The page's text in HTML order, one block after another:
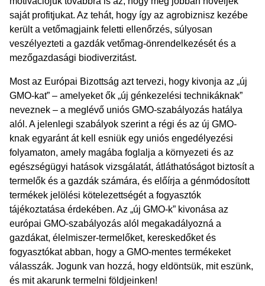
saját profitjukat. Az tehát, hogy így az agrobiznisz kezébe
került a vetőmagjaink feletti ellenőrzés, súlyosan
veszélyezteti a gazdák vetőmag-önrendelkezését és a
mezőgazdasági biodiverzitást.
Most az Európai Bizottság azt tervezi, hogy kivonja az „új
GMO-kat” – amelyeket ők „új génkezelési technikáknak”
neveznek – a meglévő uniós GMO-szabályozás hatálya
alól. A jelenlegi szabályok szerint a régi és az új GMO-
knak egyaránt át kell esniük egy uniós engedélyezési
folyamaton, amely magába foglalja a környezeti és az
egészségügyi hatások vizsgálatát, átláthatóságot biztosít a
termelők és a gazdák számára, és előírja a génmódosított
termékek jelölési kötelezettségét a fogyasztók
tájékoztatása érdekében. Az „új GMO-k” kivonása az
európai GMO-szabályozás alól megakadályozná a
gazdákat, élelmiszer-termelőket, kereskedőket és
fogyasztókat abban, hogy a GMO-mentes termékeket
válasszák. Jogunk van hozzá, hogy eldöntsük, mit eszünk,
és mit akarunk termelni földjeinken!